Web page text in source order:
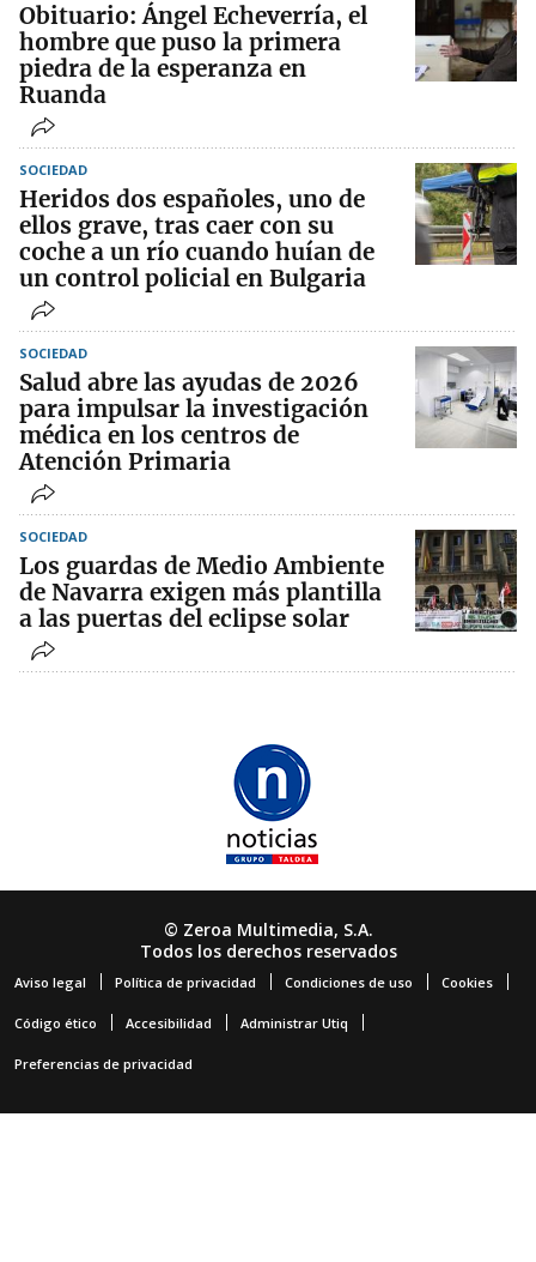
Obituario: Ángel Echeverría, el
hombre que puso la primera
piedra de la esperanza en
Ruanda
SOCIEDAD
Heridos dos españoles, uno de
ellos grave, tras caer con su
coche a un río cuando huían de
un control policial en Bulgaria
SOCIEDAD
Salud abre las ayudas de 2026
para impulsar la investigación
médica en los centros de
Atención Primaria
SOCIEDAD
Los guardas de Medio Ambiente
de Navarra exigen más plantilla
a las puertas del eclipse solar
© Zeroa Multimedia, S.A.
Todos los derechos reservados
Aviso legal Política de privacidad Condiciones de uso Cookies
Código ético Accesibilidad Administrar Utiq
Preferencias de privacidad